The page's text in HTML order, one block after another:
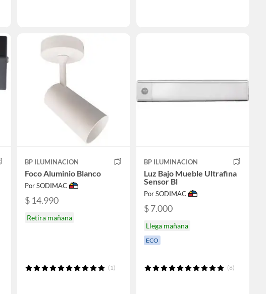
BP ILUMINACION
Foco Aluminio Blanco
Por SODIMAC
$ 14.990
Retira mañana
(1)
BP ILUMINACION
Luz Bajo Mueble Ultrafina
Sensor Bl
Por SODIMAC
$ 7.000
Llega mañana
ECO
(8)